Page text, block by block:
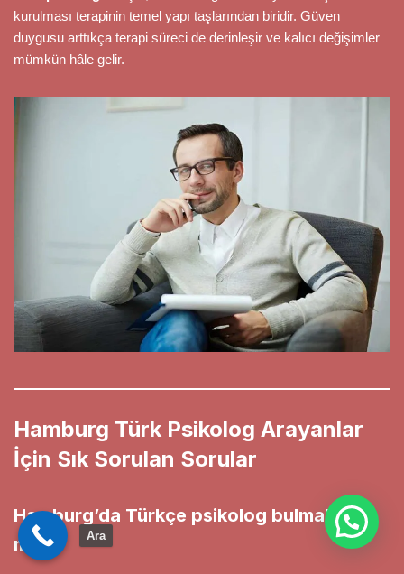
kurulması terapinin temel yapı taşlarından biridir. Güven
duygusu arttıkça terapi süreci de derinleşir ve kalıcı değişimler
mümkün hâle gelir.
Hamburg Türk Psikolog Arayanlar
İçin Sık Sorulan Sorular
Hamburg’da Türkçe psikolog bulmak zor
mu?
Ara